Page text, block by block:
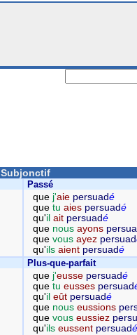
Subjonctif
Passé
que j'aie persuadé
quetuaies persuadé
qu'ilait persuadé
que nousayons
quevousayez persuad
qu'ilsaient persuadé
Plus-que-parfait
que j'eusse persuadé
quetueusses persuad
qu'ileût persuadé
que nouseussions
quevouseussiez
qu'ilseussent persuadé